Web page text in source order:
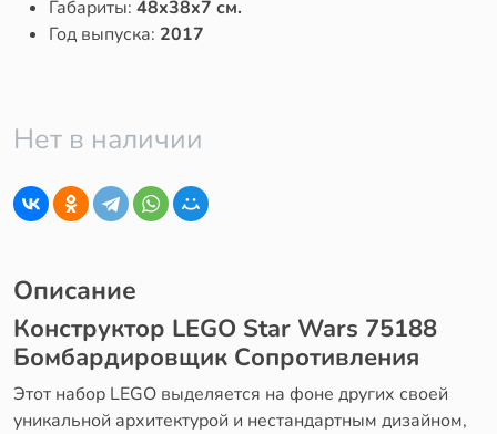
Габариты: 48x38x7 см.
Год выпуска: 2017
Нет в наличии
Описание
Конструктор LEGO Star Wars 75188
Бомбардировщик Сопротивления
Этот набор LEGO выделяется на фоне других своей
уникальной архитектурой и нестандартным дизайном,